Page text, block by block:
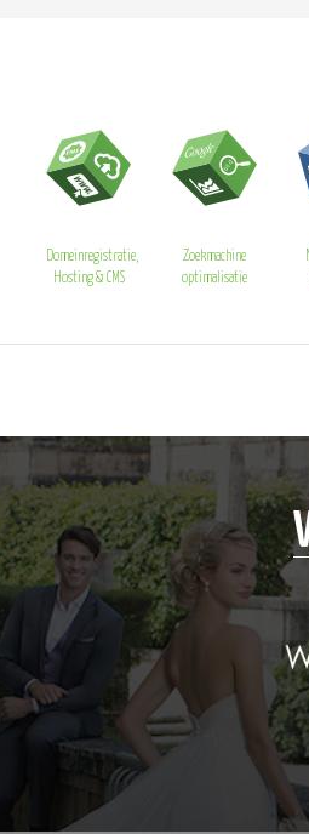
Domeinregistratie,
Hosting & CMS
Zoekmachine
optimalisatie